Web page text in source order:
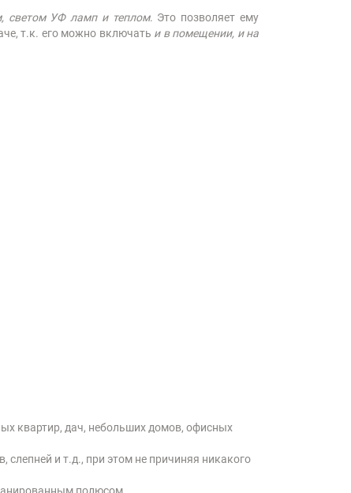
светом УФ ламп и теплом. Это позволяет ему
т.к. его можно включать и в помещении, и на
квартир, дач, небольших домов, офисных
и т.д., при этом не причиняя никакого
полюсом.